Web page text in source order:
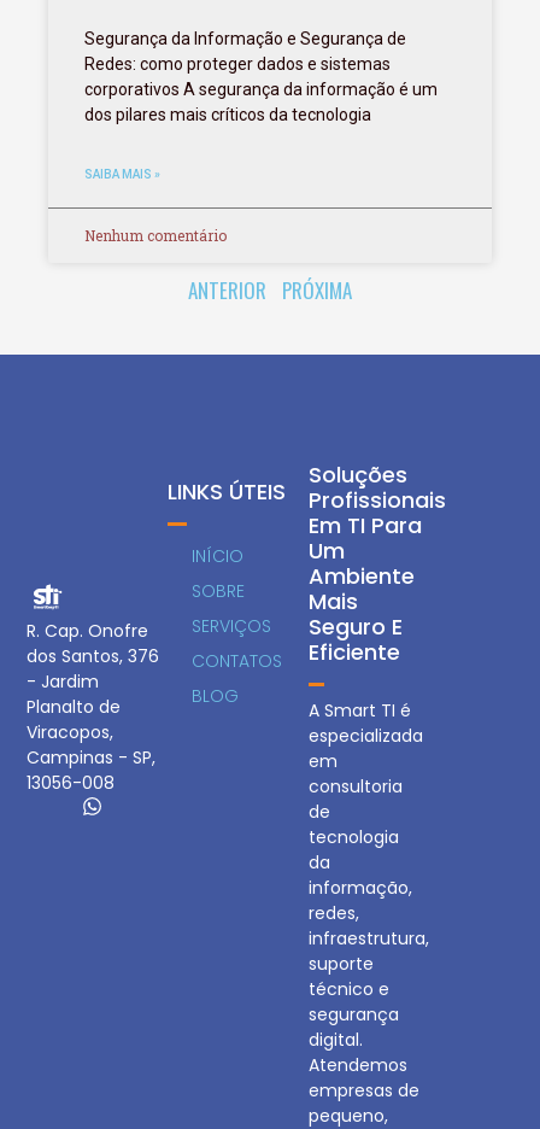
Segurança da Informação e Segurança de
Redes: como proteger dados e sistemas
corporativos A segurança da informação é um
dos pilares mais críticos da tecnologia
SAIBA MAIS »
Nenhum comentário
ANTERIOR PRÓXIMA
R. Cap. Onofre
dos Santos, 376
- Jardim
Planalto de
Viracopos,
Campinas - SP,
13056-008
Soluções
Profissionais
Em TI Para
Um
Ambiente
Mais
Seguro E
Eficiente
A Smart TI é
especializada
em
consultoria
de
tecnologia
da
informação,
redes,
infraestrutura,
suporte
técnico e
segurança
digital.
Atendemos
empresas de
pequeno,
LINKS ÚTEIS
INÍCIO
SOBRE
SERVIÇOS
CONTATOS
BLOG